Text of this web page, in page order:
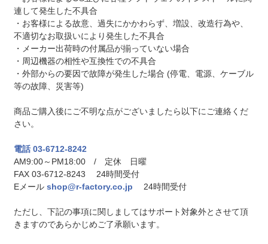
連して発生した不具合
・お客様による故意、過失にかかわらず、増設、改造行為や、
不適切なお取扱いにより発生した不具合
・メーカー出荷時の付属品が揃っていない場合
・周辺機器の相性や互換性での不具合
・外部からの要因で故障が発生した場合 (停電、電源、ケーブル
等の故障、災害等)
商品ご購入後にご不明な点がございましたら以下にご連絡くだ
さい。
電話 03-6712-8242
AM9:00～PM18:00 / 定休 日曜
FAX 03-6712-8243 24時間受付
Eメール shop@r-factory.co.jp 24時間受付
ただし、下記の事項に関しましてはサポート対象外とさせて頂
きますのであらかじめご了承願います。